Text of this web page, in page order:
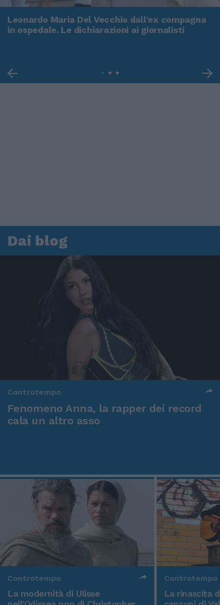
Leonardo Maria Del Vecchio dall'ex compagna
in ospedale. Le dichiarazioni ai giornalisti
Dai blog
Controtempo
Fenomeno Anna, la rapper dei record
cala un altro asso
Controtempo
La modernità di Ulisse
Controtempo
La rinascita